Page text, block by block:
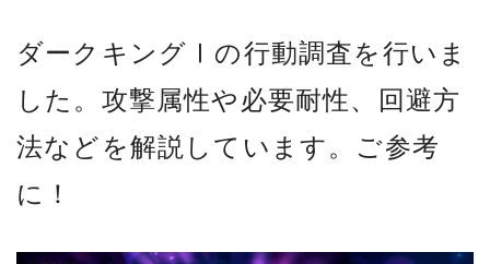
ダークキングⅠの行動調査を行いま
した。攻撃属性や必要耐性、回避方
法などを解説しています。ご参考
に！